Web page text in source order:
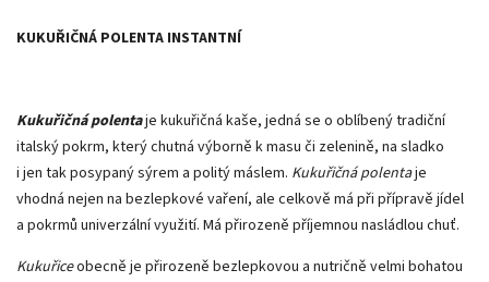
KUKUŘIČNÁ POLENTA INSTANTNÍ
Kukuřičná polentaje kukuřičná kaše, jedná se o oblíbený tradiční
italský pokrm, který chutná výborně k masu či zelenině, na sladko
i jen tak posypaný sýrem a politý máslem. Kukuřičná polentaje
vhodná nejen na bezlepkové vaření, ale celkově má při přípravě jídel
a pokrmů univerzální využití. Má přirozeně příjemnou nasládlou chuť.
Kukuřiceobecně je přirozeně bezlepkovou a nutričně velmi bohatou